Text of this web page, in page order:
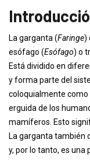
La garganta (Faringe)
esófago (Esófago) o
Está dividido en
y forma parte del
coloquialmente como
erguida de los
mamíferos. Esto
La garganta también
y, por lo tanto, es